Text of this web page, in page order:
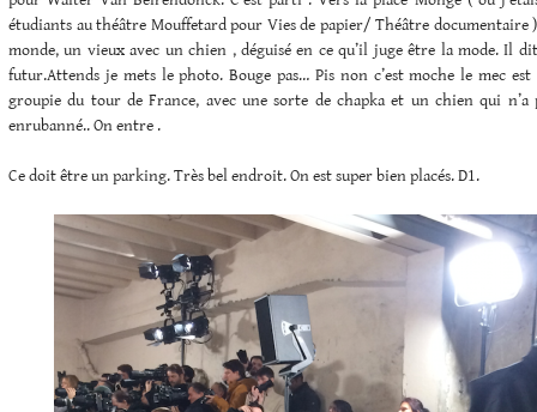
étudiants au théâtre Mouffetard pour Vies de papier/ Théâtre documentaire
monde, un vieux avec un chien , déguisé en ce qu’il juge être la mode. Il
futur.Attends je mets le photo. Bouge pas… Pis non c’est moche le mec
groupie du tour de France, avec une sorte de chapka et un chien qui n’a
enrubanné.. On entre .
Ce doit être un parking. Très bel endroit. On est super bien placés. D1.